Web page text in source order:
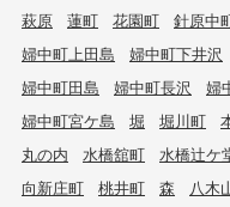
萩原
蓮町 花園町 針原中
婦中町上田島
婦中町下井沢
婦中町田島
婦中町長沢 婦
婦中町宮ケ島
堀 堀川町
丸の内
水橋舘町 水橋辻ケ
向新庄町
桃井町 森 八木